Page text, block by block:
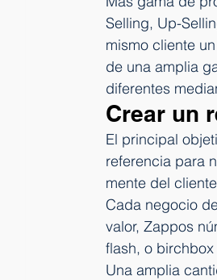
Selling, Up-
mismo cliente
de una amplia
diferentes
Crear un
El principal
referencia para
mente del
Cada negocio
valor, Zappos
flash, o
Una amplia